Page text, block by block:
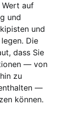
Wert auf
und
und
Die
dass Sie
— von
zu
—
können.